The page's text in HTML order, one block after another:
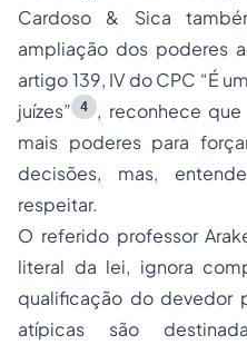
Cardoso & Sica
ampliação dos poderes
artigo 139, IV do CPC “É
juízes”
4
, reconhece
mais poderes para
decisões, mas,
respeitar.
O referido professor
literal da lei, ignora
qualificação do devedor
atípicas são